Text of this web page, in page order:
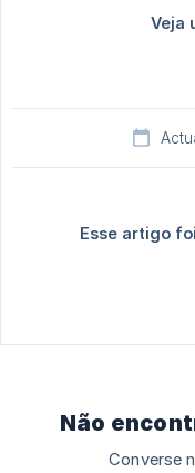
Esse artigo
Não
Converse